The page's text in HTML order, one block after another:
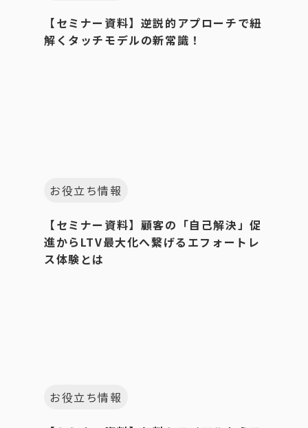
【セミナー資料】逆説的アプローチで紐
解くタッチモデルの新常識！
お役立ち情報
【セミナー資料】顧客の「自己解決」促
進からLTV最大化へ繋げるエフォートレ
ス体験とは
お役立ち情報